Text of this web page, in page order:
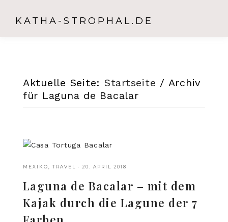
KATHA-STROPHAL.DE
Aktuelle Seite: Startseite / Archiv
für Laguna de Bacalar
MEXIKO TRAVEL · 20. APRIL 2018
Laguna de Bacalar – mit dem
Kajak durch die Lagune der 7